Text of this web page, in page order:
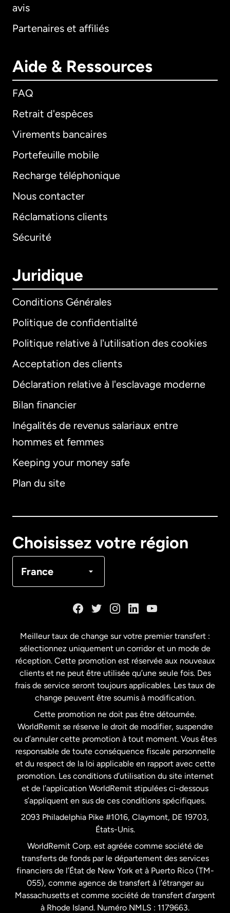
avis
Partenaires et affiliés
Aide & Ressources
FAQ
Retrait d'espèces
Virements bancaires
Portefeuille mobile
Recharge téléphonique
Nous contacter
Réclamations clients
Sécurité
Juridique
Conditions Générales
Politique de confidentialité
Politique relative à l'utilisation des cookies
Acceptation des clients
Déclaration relative à l'esclavage moderne
Bilan financier
Inégalités de revenus salariaux entre
hommes et femmes
Keeping your money safe
Plan du site
Choisissez votre région
France
International
Allemagne
Français
États-Unis English
États-Unis Español
France
Malaisie
Nouvelle-Zélande
Pays-Bas
Royaume-Uni
Suède
Meilleur taux de change sur votre premier transfert :
sélectionnez uniquement un corridor et un mode de
réception. Cette promotion est réservée aux nouveaux
clients et ne peut être utilisée qu’une seule fois. Des
frais de service seront toujours applicables. Les taux de
change peuvent être soumis à modification.
Cette promotion ne doit pas être détournée.
WorldRemit se réserve le droit de modifier, suspendre
ou d’annuler cette promotion à tout moment. Vous êtes
responsable de toute conséquence fiscale personnelle
et du respect de la loi applicable en rapport avec cette
promotion. Les conditions d’utilisation du site internet
et de l’application WorldRemit stipulées ci-dessous
s’appliquent en sus de ces conditions spécifiques.
2093 Philadelphia Pike #1016, Claymont, DE 19703,
États-Unis.
WorldRemit Corp. est agréée comme société de
transferts de fonds par le département des services
financiers de l’État de New York et à Puerto Rico (TM-
055), comme agence de transfert à l’étranger au
Massachusetts et comme société de transfert d’argent
à Rhode Island. Numéro NMLS : 1179663.